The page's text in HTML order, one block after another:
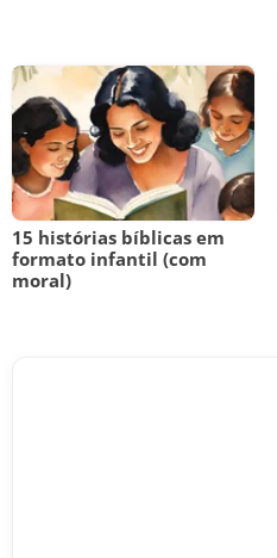
15 histórias bíblicas em
formato infantil (com
moral)